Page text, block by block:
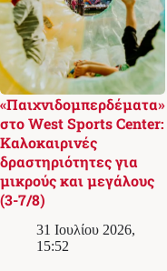
«Παιχνιδομπερδέματα»
στο West Sports Center:
Καλοκαιρινές
δραστηριότητες για
μικρούς και μεγάλους
(3-7/8)
31 Ιουλίου 2026,
15:52